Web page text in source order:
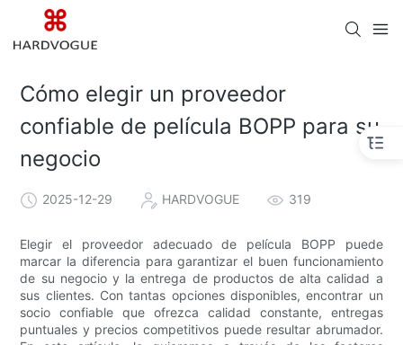
Cómo elegir un proveedor
confiable de película BOPP para su
negocio
2025-12-29 HARDVOGUE 319
Elegir el proveedor adecuado de película BOPP puede
marcar la diferencia para garantizar el buen funcionamiento
de su negocio y la entrega de productos de alta calidad a
sus clientes. Con tantas opciones disponibles, encontrar un
socio confiable que ofrezca calidad constante, entregas
puntuales y precios competitivos puede resultar abrumador.